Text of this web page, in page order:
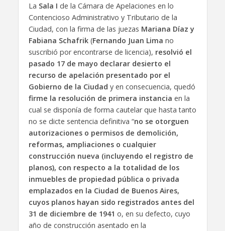
La Sala I de la Cámara de Apelaciones en lo
Contencioso Administrativo y Tributario de la
Ciudad, con la firma de las juezas Mariana Díaz y
Fabiana Schafrik(Fernando Juan Lima no
suscribió por encontrarse de licencia), resolvió el
pasado 17 de mayo declarar desierto el
recurso de apelación presentado por el
Gobierno de la Ciudad y en consecuencia, quedó
firme la resolución de primera instancia en la
cual se disponía de forma cautelar que hasta tanto
no se dicte sentencia definitiva “no se otorguen
autorizaciones o permisos de demolición,
reformas, ampliaciones o cualquier
construcción nueva (incluyendo el registro de
planos), con respecto a la totalidad de los
inmuebles de propiedad pública o privada
emplazados en la Ciudad de Buenos Aires,
cuyos planos hayan sido registrados antes del
31 de diciembre de 1941 o, en su defecto, cuyo
año de construcción asentado en la